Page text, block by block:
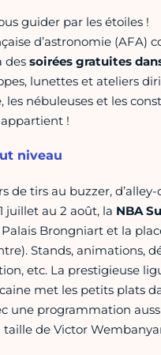
guider par les étoiles !
d’astronomie (AFA)
des soirées gratuites
lunettes et ateliers
les nébuleuses et les
!
niveau
de tirs au buzzer,
juillet au 2 août, la NBA
Brongniart et la
Stands, animations,
etc. La prestigieuse
met les petits plats
une programmation
taille de Victor